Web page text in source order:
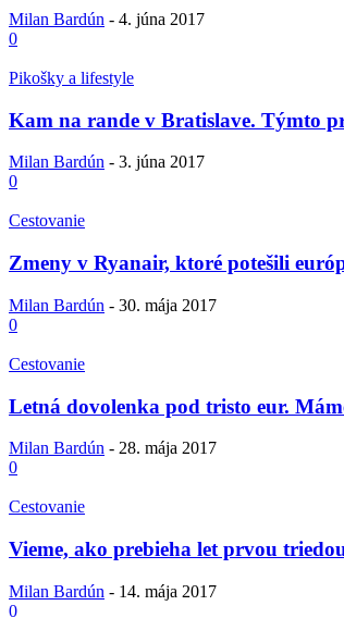
Milan Bardún - 4. júna 2017
0
Pikošky a lifestyle
Kam na rande v Bratislave. Týmto
Milan Bardún - 3. júna 2017
0
Cestovanie
Zmeny v Ryanair, ktoré potešili
Milan Bardún - 30. mája 2017
0
Cestovanie
Letná dovolenka pod tristo eur.
Milan Bardún - 28. mája 2017
0
Cestovanie
Vieme, ako prebieha let prvou
Milan Bardún - 14. mája 2017
0